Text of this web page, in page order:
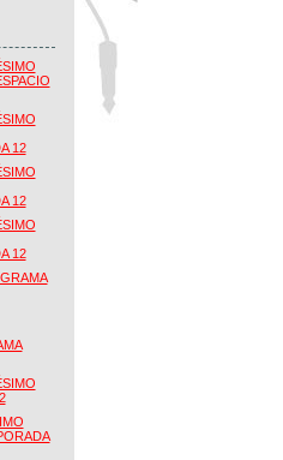
12
12
12